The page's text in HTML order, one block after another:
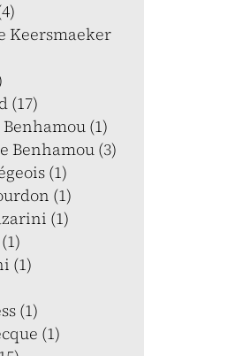
Keersmaeker
(17)
(1)
Benhamou (3)
(1)
(1)
(1)
(1)
(1)
(1)